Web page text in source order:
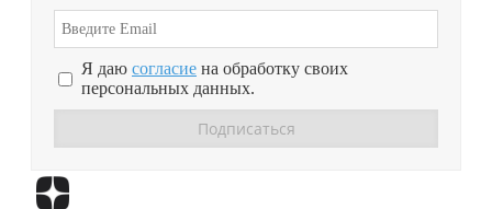
Я даю согласие на обработку своих
персональных данных.